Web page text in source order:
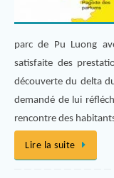
parc de Pu Luong
satisfaite des
découverte du delta
demandé de lui
rencontre des
Lire la suite